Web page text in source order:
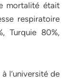
mortalité était
respiratoire
Turquie 80%,
l’université de